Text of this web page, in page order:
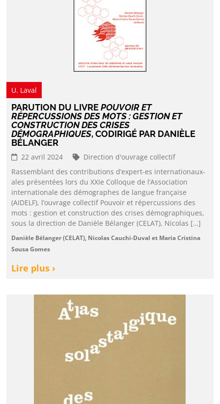
U. Laval
PARUTION DU LIVREPOUVOIR ET
RÉPERCUSSIONS DES MOTS : GESTION ET
CONSTRUCTION DES CRISES
DÉMOGRAPHIQUES, CODIRIGÉ PAR DANIÈLE
BÉLANGER
22 avril 2024
Direction d'ouvrage collectif
Rassemblant des contributions d’expert-es internationaux-
ales présentées lors du XXIe Colloque de l’Association
internationale des démographes de langue française
(AIDELF), l’ouvrage collectif Pouvoir et répercussions des
mots : gestion et construction des crises démographiques,
sous la direction de Danièle Bélanger (CELAT), Nicolas […]
Danièle Bélanger (CELAT), Nicolas Cauchi-Duval et Maria Cristina
Sousa Gomes
Lire plus ›